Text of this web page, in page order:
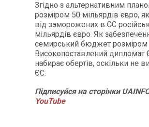
Згідно з альтернативним
розміром 50 мільярдів євро,
від заморожених в ЄС
мільярдів євро. Як
семирський бюджет розміром
Високопоставлений дипломат
набирає обертів, оскільки не
ЄС.
Підписуйся на сторінки
YouTube